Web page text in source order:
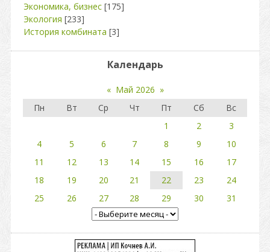
Экономика, бизнес [175]
Экология [233]
История комбината [3]
Календарь
« Май 2026 »
Пн
Вт Ср Чт Пт Сб
Вс
1
2
3
4
5 6 7 8 9
10
11
12 13 14 15 16
17
18
19 20 21 22 23
24
25
26 27 28 29 30 31